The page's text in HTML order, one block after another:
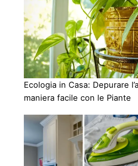
Ecologia in Casa: Depurare
maniera facile con le Piante